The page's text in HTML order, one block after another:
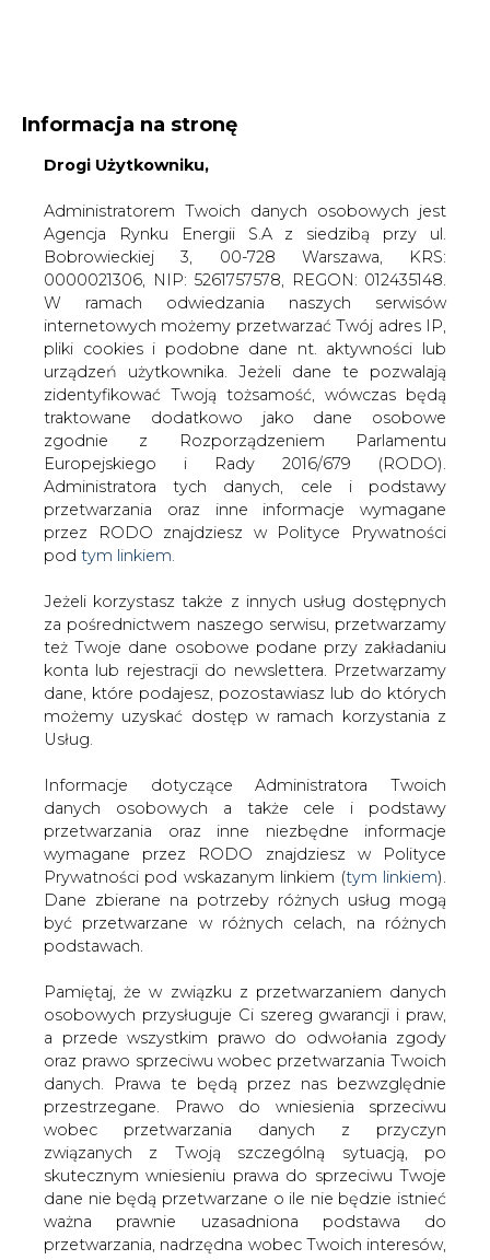
WŁĄCZ CIRE.TV
Administratorem Twoich danych osobowych jest
Bobrowieckiej 3, 00-728 Warszawa, KRS:
W ramach odwiedzania naszych serwisów
internetowych możemy przetwarzać Twój adres IP,
pliki cookies i podobne dane nt. aktywności lub
urządzeń użytkownika. Jeżeli dane te pozwalają
zidentyfikować Twoją tożsamość, wówczas będą
traktowane dodatkowo jako dane osobowe
zgodnie z Rozporządzeniem Parlamentu
Europejskiego i Rady 2016/679 (RODO).
Administratora tych danych, cele i podstawy
przetwarzania oraz inne informacje wymagane
przez RODO znajdziesz w Polityce Prywatności
podtym linkiem.
Jeżeli korzystasz także z innych usług dostępnych
za pośrednictwem naszego serwisu, przetwarzamy
też Twoje dane osobowe podane przy zakładaniu
dane, które podajesz, pozostawiasz lub do których
możemy uzyskać dostęp w ramach korzystania z
Usług.
Informacje dotyczące Administratora Twoich
danych osobowych a także cele i podstawy
przetwarzania oraz inne niezbędne informacje
Prywatności pod wskazanym linkiem (tym linkiem).
Dane zbierane na potrzeby różnych usług mogą
być przetwarzane w różnych celach, na różnych
podstawach.
Pamiętaj, że w związku z przetwarzaniem danych
osobowych przysługuje Ci szereg gwarancji i praw,
a przede wszystkim prawo do odwołania zgody
danych. Prawa te będą przez nas bezwzględnie
przestrzegane. Prawo do wniesienia sprzeciwu
wobec przetwarzania danych z przyczyn
związanych z Twoją szczególną sytuacją, po
skutecznym wniesieniu prawa do sprzeciwu Twoje
dane nie będą przetwarzane o ile nie będzie istnieć
ważna prawnie uzasadniona podstawa do
przetwarzania, nadrzędna wobec Twoich interesów,
praw i wolności lub podstawa do ustalenia,
dochodzenia lub obrony roszczeń. Twoje dane nie
będą przetwarzane w celu marketingu własnego
po zgłoszeniu sprzeciwu. Jeżeli więc nie zgadzasz
Strona główna / RYNEK GAZU / Putin rozpoczyna
krucjatę przeciwko korupcji w rosyjskiej energetyce
drukuj
skomentuj
udostępnij:
Putin rozpoczyna krucjatę
energetyce
Jak poinformował &#8222;Dziennik
koncerny energetyczne do 15 stycznia
mają przekazać informacje o zarobkach
i strukturze własności swoich zarządów
i członków ich rodzin. Kontrola nie
ominęła nawet Gazpromu, Rosnieftu i
Transnieftu.
Według DGP, przed marcowymi wyborami
prezydenckimi działania te mają ujawnić skalę korupcji w
rosyjskiej energetyce i pomóc Władimirowi Putinowi
zrzucić na urzędników winę za rosnące ceny energii
(blisko 27 proc. w skali rocznej).